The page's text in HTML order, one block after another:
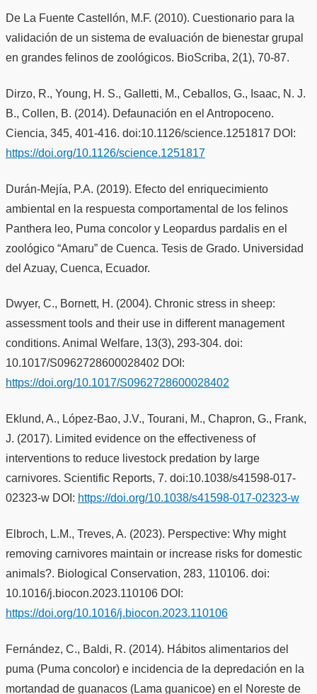
De La Fuente Castellón, M.F. (2010). Cuestionario para la
validación de un sistema de evaluación de bienestar grupal
en grandes felinos de zoológicos. BioScriba, 2(1), 70-87.
Dirzo, R., Young, H. S., Galletti, M., Ceballos, G., Isaac, N. J.
B., Collen, B. (2014). Defaunación en el Antropoceno.
Ciencia, 345, 401-416. doi:10.1126/science.1251817 DOI:
https://doi.org/10.1126/science.1251817
Durán-Mejía, P.A. (2019). Efecto del enriquecimiento
ambiental en la respuesta comportamental de los felinos
Panthera leo, Puma concolor y Leopardus pardalis en el
zoológico “Amaru” de Cuenca. Tesis de Grado. Universidad
del Azuay, Cuenca, Ecuador.
Dwyer, C., Bornett, H. (2004). Chronic stress in sheep:
assessment tools and their use in different management
conditions. Animal Welfare, 13(3), 293-304. doi:
10.1017/S0962728600028402 DOI:
https://doi.org/10.1017/S0962728600028402
Eklund, A., López-Bao, J.V., Tourani, M., Chapron, G., Frank,
J. (2017). Limited evidence on the effectiveness of
interventions to reduce livestock predation by large
carnivores. Scientific Reports, 7. doi:10.1038/s41598-017-
02323-w DOI: https://doi.org/10.1038/s41598-017-02323-w
Elbroch, L.M., Treves, A. (2023). Perspective: Why might
removing carnivores maintain or increase risks for domestic
animals?. Biological Conservation, 283, 110106. doi:
10.1016/j.biocon.2023.110106 DOI:
https://doi.org/10.1016/j.biocon.2023.110106
Fernández, C., Baldi, R. (2014). Hábitos alimentarios del
puma (Puma concolor) e incidencia de la depredación en la
mortandad de guanacos (Lama guanicoe) en el Noreste de